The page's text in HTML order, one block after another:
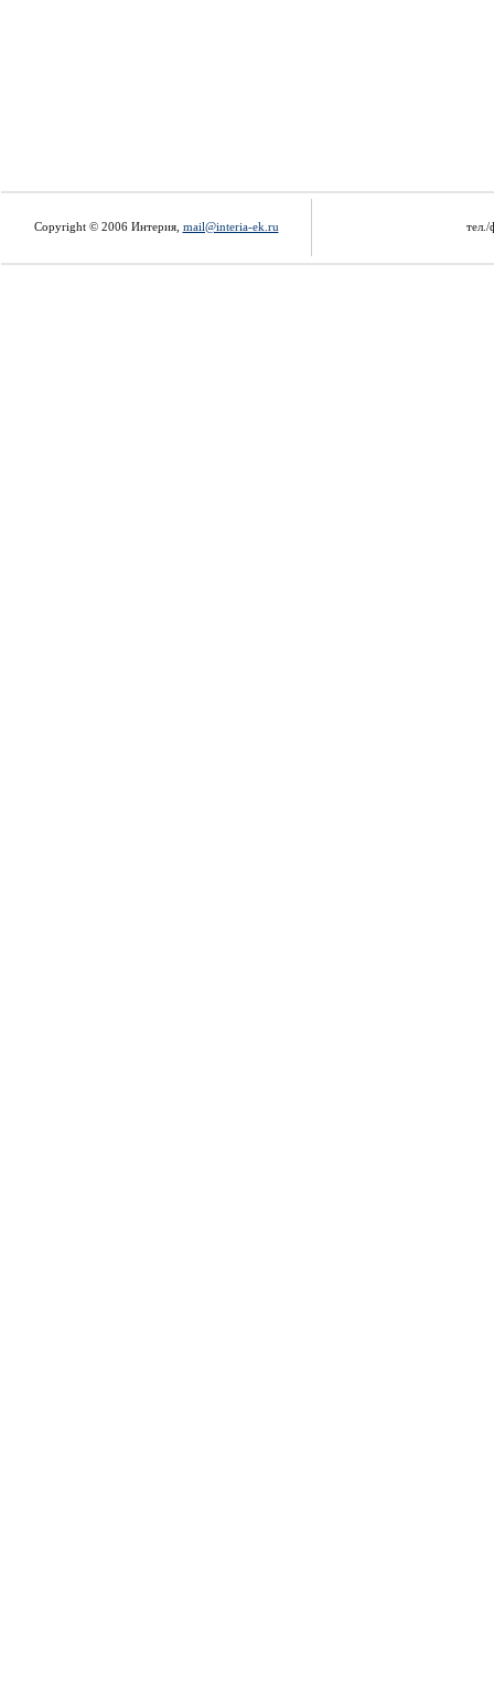
Copyright © 2006 Интерия, mail@interia-ek.ru